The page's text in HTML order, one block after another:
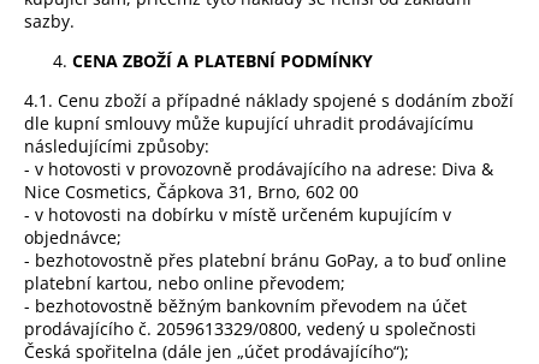
sazby.
CENA ZBOŽÍ A PLATEBNÍ PODMÍNKY
4.1. Cenu zboží a případné náklady spojené s dodáním zboží
dle kupní smlouvy může kupující uhradit prodávajícímu
následujícími způsoby:
- v hotovosti v provozovně prodávajícího na adrese: Diva &
Nice Cosmetics, Čápkova 31, Brno, 602 00
- v hotovosti na dobírku v místě určeném kupujícím v
objednávce;
- bezhotovostně přes platební bránu GoPay, a to buď online
platební kartou, nebo online převodem;
- bezhotovostně běžným bankovním převodem na účet
prodávajícího č. 2059613329/0800, vedený u společnosti
Česká spořitelna (dále jen „účet prodávajícího“);